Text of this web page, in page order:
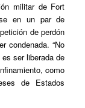
militar de Fort
en un par de
de perdón
condenada. “No
ser liberada de
como
de Estados